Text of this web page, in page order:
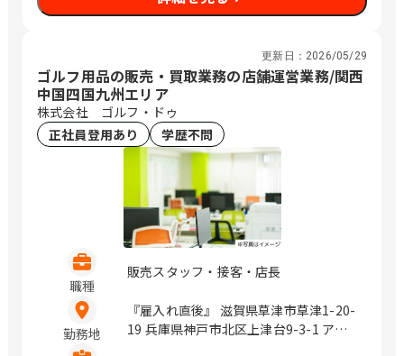
更新日： 2026/05/29
ゴルフ用品の販売・買取業務の店舗運営業務/関西
中国四国九州エリア
株式会社 ゴルフ・ドゥ
正社員登用あり
学歴不問
職種
販売スタッフ・接客・店長
勤務地
『雇入れ直後』 滋賀県草津市草津1-20-
19 兵庫県神戸市北区上津台9-3-1 アコ